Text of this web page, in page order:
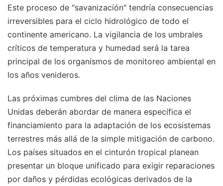
Este proceso de "savanización" tendría consecuencias
irreversibles para el ciclo hidrológico de todo el
continente americano. La vigilancia de los umbrales
críticos de temperatura y humedad será la tarea
principal de los organismos de monitoreo ambiental en
los años venideros.
Las próximas cumbres del clima de las Naciones
Unidas deberán abordar de manera específica el
financiamiento para la adaptación de los ecosistemas
terrestres más allá de la simple mitigación de carbono.
Los países situados en el cinturón tropical planean
presentar un bloque unificado para exigir reparaciones
por daños y pérdidas ecológicas derivados de la